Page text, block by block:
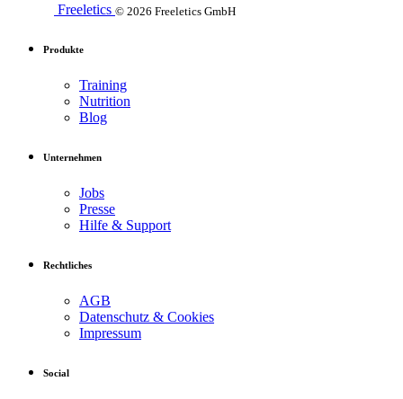
Freeletics © 2026 Freeletics GmbH
Produkte
Training
Nutrition
Blog
Unternehmen
Jobs
Presse
Hilfe & Support
Rechtliches
AGB
Datenschutz & Cookies
Impressum
Social